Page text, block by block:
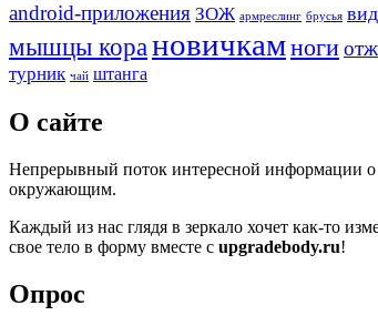
android-приложения ЗОЖ армреслинг брусья
мышцы корановичкамноги
турник чай штанга
О сайте
Непрерывный поток интересной информации о
окружающим.
Каждый из нас глядя в зеркало хочет как-то
свое тело в форму вместе с upgradebody.ru!
Опрос